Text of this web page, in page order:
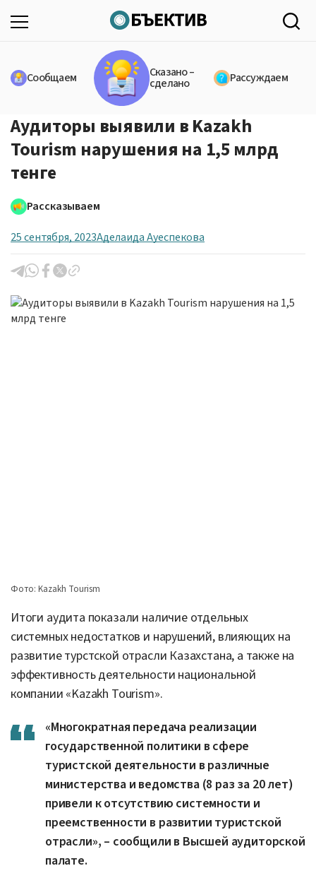
Сообщаем Сказано –
сделано Рассуждаем
Аудиторы выявили в Kazakh
Tourism нарушения на 1,5 млрд
тенге
Рассказываем
25 сентября, 2023Аделаида Ауеспекова
Фото: Kazakh Tourism
Итоги аудита показали наличие отдельных
системных недостатков и нарушений, влияющих на
развитие турстской отрасли Казахстана, а также на
эффективность деятельности национальной
компании «Kazakh Tourism».
«Многократная передача реализации
государственной политики в сфере
туристской деятельности в различные
министерства и ведомства (8 раз за 20 лет)
привели к отсутствию системности и
преемственности в развитии туристской
отрасли», – сообщили в Высшей аудиторской
палате.